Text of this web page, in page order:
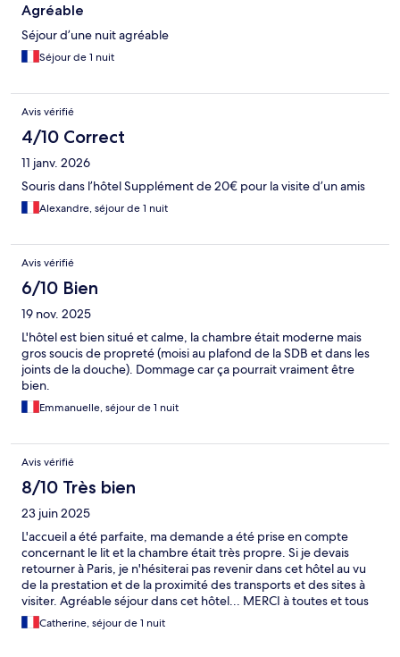
Agréable
Séjour d’une nuit agréable
Séjour de 1 nuit
Avis vérifié
4/10 Correct
11 janv. 2026
Souris dans l’hôtel Supplément de 20€ pour la visite d’un amis
Alexandre, séjour de 1 nuit
Avis vérifié
6/10 Bien
19 nov. 2025
L'hôtel est bien situé et calme, la chambre était moderne mais
gros soucis de propreté (moisi au plafond de la SDB et dans les
joints de la douche). Dommage car ça pourrait vraiment être
bien.
Emmanuelle, séjour de 1 nuit
Avis vérifié
8/10 Très bien
23 juin 2025
L'accueil a été parfaite, ma demande a été prise en compte
concernant le lit et la chambre était très propre. Si je devais
retourner à Paris, je n'hésiterai pas revenir dans cet hôtel au vu
de la prestation et de la proximité des transports et des sites à
visiter. Agréable séjour dans cet hôtel... MERCI à toutes et tous
:-) Catherine, séjour de 1 nuit